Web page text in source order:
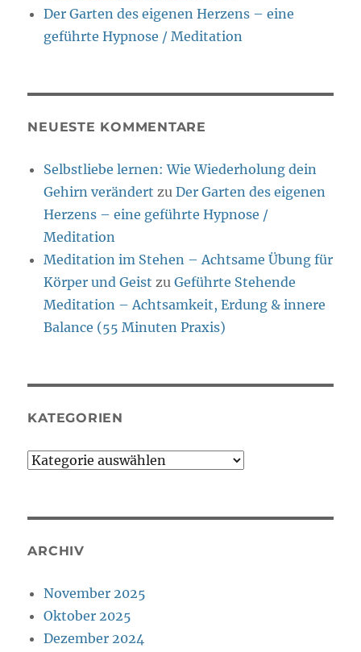
Der Garten des eigenen Herzens – eine
geführte Hypnose / Meditation
NEUESTE KOMMENTARE
Selbstliebe lernen: Wie Wiederholung dein
Gehirn verändert zuDer Garten des eigenen
Herzens – eine geführte Hypnose /
Meditation
Meditation im Stehen – Achtsame Übung für
Körper und Geist zuGeführte Stehende
Meditation – Achtsamkeit, Erdung & innere
Balance (55 Minuten Praxis)
KATEGORIEN
Kategorien
ARCHIV
November 2025
Oktober 2025
Dezember 2024